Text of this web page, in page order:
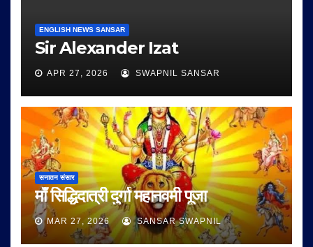
ENGLISH NEWS SANSAR
Sir Alexander Izat
APR 27, 2026 SWAPNIL SANSAR
सनातन संसार
माँ सिद्धिदात्री दुर्गा महानवमी पूजा
MAR 27, 2026 SANSAR SWAPNIL